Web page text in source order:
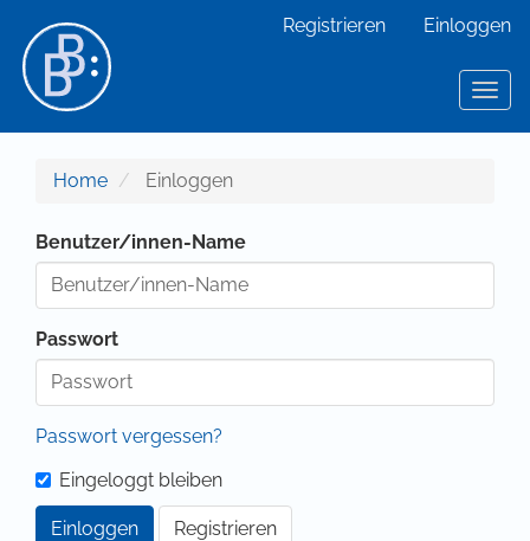
Hauptinhalt
Sidebar
Registrieren Einloggen
Home Einloggen
Benutzer/innen-Name
Passwort
Passwort vergessen?
Eingeloggt bleiben
Einloggen Registrieren